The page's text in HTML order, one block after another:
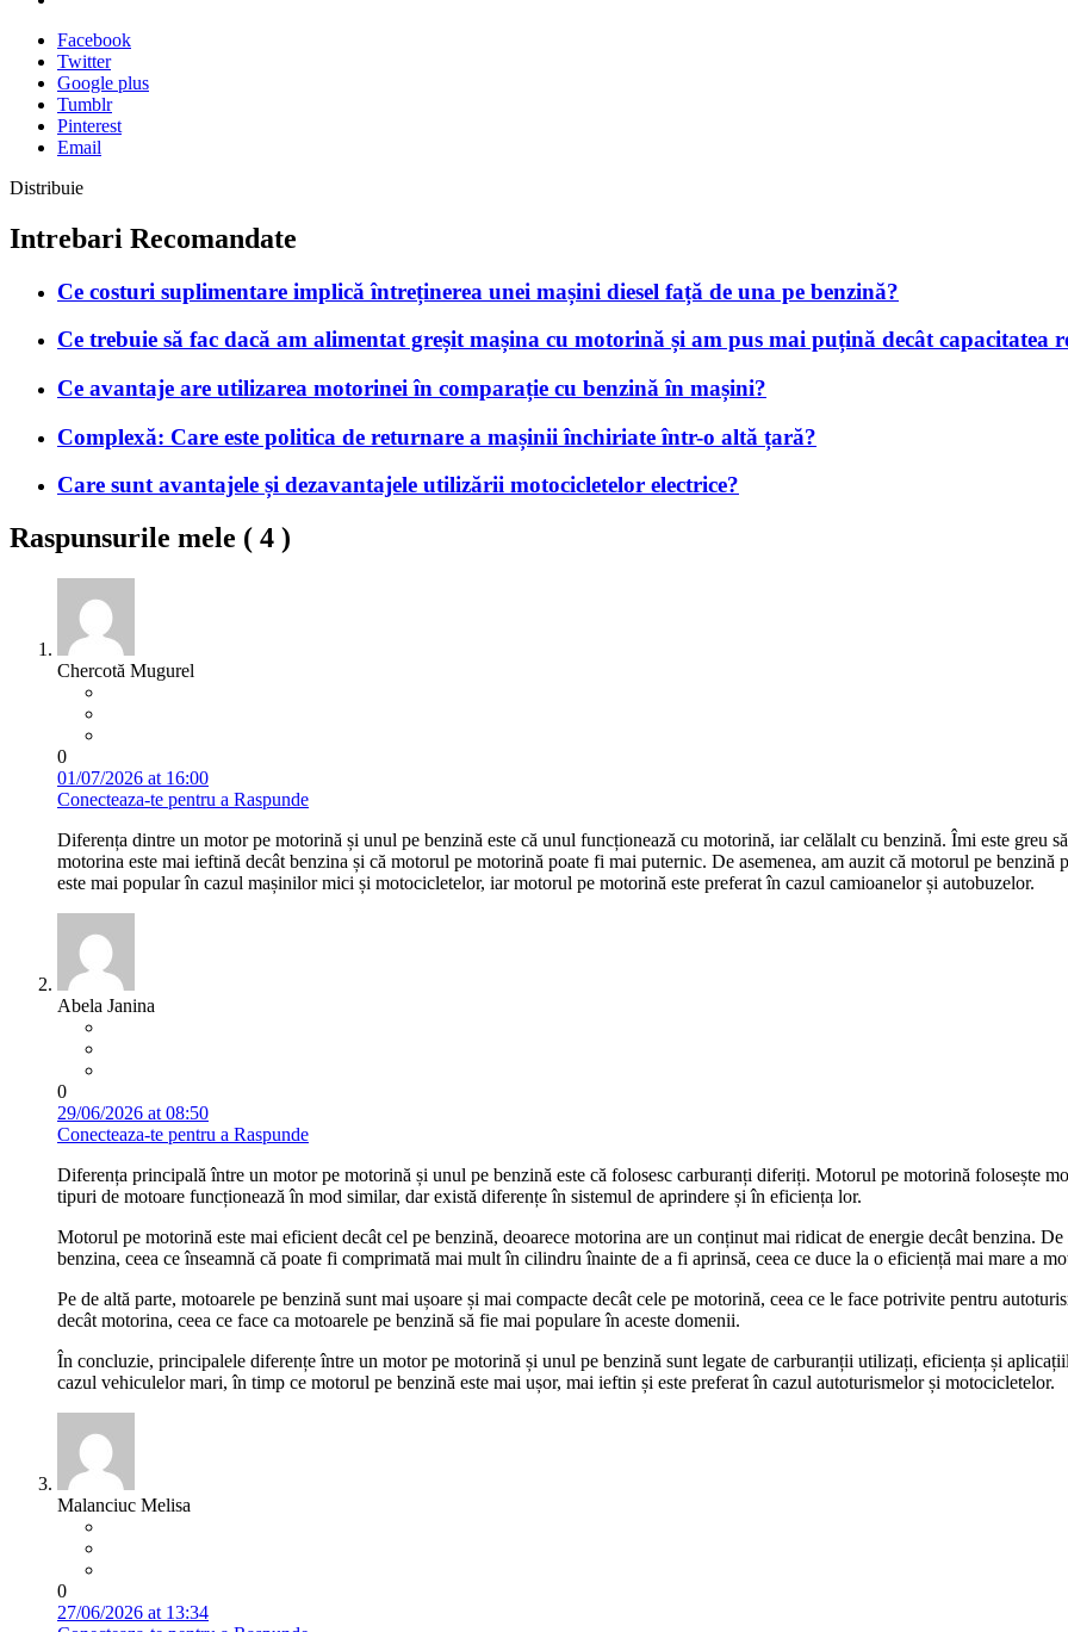
Facebook
Twitter
Google plus
Tumblr
Pinterest
Email
Distribuie
Intrebari Recomandate
Ce costuri suplimentare implică întreținerea unei mașini diesel față de una pe benzină?
Ce trebuie să fac dacă am alimentat greșit mașina cu motorină și am pus mai puțină decât capacitatea
Ce avantaje are utilizarea motorinei în comparație cu benzină în mașini?
Complexă: Care este politica de returnare a mașinii închiriate într-o altă țară?
Care sunt avantajele și dezavantajele utilizării motocicletelor electrice?
Raspunsurile mele ( 4 )
Chercotă Mugurel
0
01/07/2026 at 16:00
Conecteaza-te pentru a Raspunde
Diferența dintre un motor pe motorină și unul pe benzină este că unul funcționează cu motorină, iar celălalt cu benzină. Îmi este greu
motorina este mai ieftină decât benzina și că motorul pe motorină poate fi mai puternic. De asemenea, am auzit că motorul pe
este mai popular în cazul mașinilor mici și motocicletelor, iar motorul pe motorină este preferat în cazul camioanelor și autobuzelor.
Abela Janina
0
29/06/2026 at 08:50
Conecteaza-te pentru a Raspunde
Diferența principală între un motor pe motorină și unul pe benzină este că folosesc carburanți diferiți. Motorul pe motorină folosește
tipuri de motoare funcționează în mod similar, dar există diferențe în sistemul de aprindere și în eficiența lor.
Motorul pe motorină este mai eficient decât cel pe benzină, deoarece motorina are un conținut mai ridicat de energie decât benzina.
benzina, ceea ce înseamnă că poate fi comprimată mai mult în cilindru înainte de a fi aprinsă, ceea ce duce la o eficiență mai mare a
Pe de altă parte, motoarele pe benzină sunt mai ușoare și mai compacte decât cele pe motorină, ceea ce le face potrivite pentru
decât motorina, ceea ce face ca motoarele pe benzină să fie mai populare în aceste domenii.
În concluzie, principalele diferențe între un motor pe motorină și unul pe benzină sunt legate de carburanții utilizați, eficiența și
cazul vehiculelor mari, în timp ce motorul pe benzină este mai ușor, mai ieftin și este preferat în cazul autoturismelor și motocicletelor.
Malanciuc Melisa
0
27/06/2026 at 13:34